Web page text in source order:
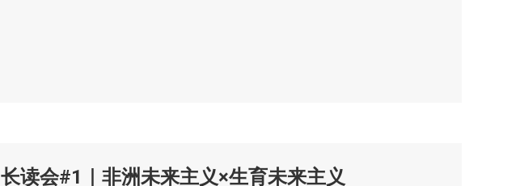
长读会#1｜非洲未来主义×生育未来主义